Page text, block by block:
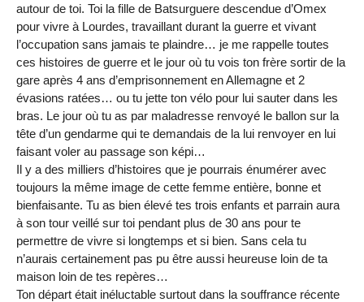
autour de toi. Toi la fille de Batsurguere descendue d’Omex
pour vivre à Lourdes, travaillant durant la guerre et vivant
l’occupation sans jamais te plaindre… je me rappelle toutes
ces histoires de guerre et le jour où tu vois ton frère sortir de la
gare après 4 ans d’emprisonnement en Allemagne et 2
évasions ratées… ou tu jette ton vélo pour lui sauter dans les
bras. Le jour où tu as par maladresse renvoyé le ballon sur la
tête d’un gendarme qui te demandais de la lui renvoyer en lui
faisant voler au passage son képi…
Il y a des milliers d’histoires que je pourrais énumérer avec
toujours la même image de cette femme entière, bonne et
bienfaisante. Tu as bien élevé tes trois enfants et parrain aura
à son tour veillé sur toi pendant plus de 30 ans pour te
permettre de vivre si longtemps et si bien. Sans cela tu
n’aurais certainement pas pu être aussi heureuse loin de ta
maison loin de tes repères…
Ton départ était inéluctable surtout dans la souffrance récente